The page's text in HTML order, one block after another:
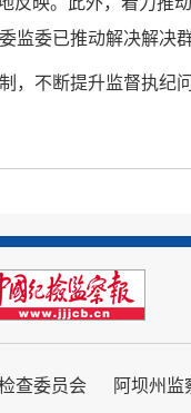
委已推动解决解决
，不断提升监督执
查委员会 阿坝州监